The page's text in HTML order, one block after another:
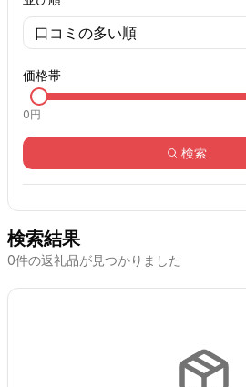
口コミの多い順
価格帯
0円
検索
検索結果
0件の返礼品が見つかりました